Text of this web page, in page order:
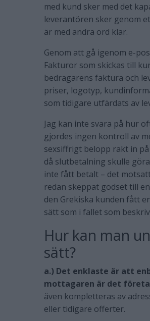
med kund sker med det
leverantören sker genom
är med andra ord klar.
Genom att gå igenom e-
Fakturor som skickas till
bedragarens faktura och
priser, logotyp,
som tidigare utfärdats av
Jag kan inte svara på hur
gjordes ingen kontroll av
sexsiffrigt belopp rakt in
då slutbetalning skulle
inte fått betalt – det
redan skeppat godset till
den Grekiska kunden fått
sätt som i fallet som
Hur kan man
sätt?
a.) Det enklaste är att
mottagaren är det
även kompletteras av
eller tidigare offerter.